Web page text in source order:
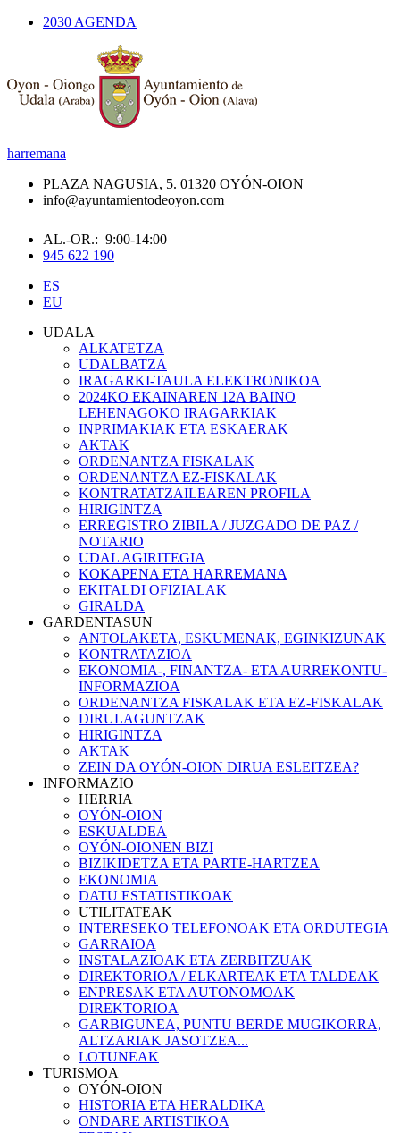
2030 AGENDA
harremana
PLAZA NAGUSIA, 5. 01320 OYÓN-OION
info@ayuntamientodeoyon.com
AL.-OR.: 9:00-14:00
945 622 190
ES
EU
UDALA
ALKATETZA
UDALBATZA
IRAGARKI-TAULA ELEKTRONIKOA
2024KO EKAINAREN 12A BAINO
LEHENAGOKO IRAGARKIAK
INPRIMAKIAK ETA ESKAERAK
AKTAK
ORDENANTZA FISKALAK
ORDENANTZA EZ-FISKALAK
KONTRATATZAILEAREN PROFILA
HIRIGINTZA
ERREGISTRO ZIBILA / JUZGADO DE PAZ /
NOTARIO
UDAL AGIRITEGIA
KOKAPENA ETA HARREMANA
EKITALDI OFIZIALAK
GIRALDA
GARDENTASUN
ANTOLAKETA, ESKUMENAK, EGINKIZUNAK
KONTRATAZIOA
EKONOMIA-, FINANTZA- ETA AURREKONTU-
INFORMAZIOA
ORDENANTZA FISKALAK ETA EZ-FISKALAK
DIRULAGUNTZAK
HIRIGINTZA
AKTAK
ZEIN DA OYÓN-OION DIRUA ESLEITZEA?
INFORMAZIO
HERRIA
OYÓN-OION
ESKUALDEA
OYÓN-OIONEN BIZI
BIZIKIDETZA ETA PARTE-HARTZEA
EKONOMIA
DATU ESTATISTIKOAK
UTILITATEAK
INTERESEKO TELEFONOAK ETA ORDUTEGIA
GARRAIOA
INSTALAZIOAK ETA ZERBITZUAK
DIREKTORIOA / ELKARTEAK ETA TALDEAK
ENPRESAK ETA AUTONOMOAK
DIREKTORIOA
GARBIGUNEA, PUNTU BERDE MUGIKORRA,
ALTZARIAK JASOTZEA...
LOTUNEAK
TURISMOA
OYÓN-OION
HISTORIA ETA HERALDIKA
ONDARE ARTISTIKOA